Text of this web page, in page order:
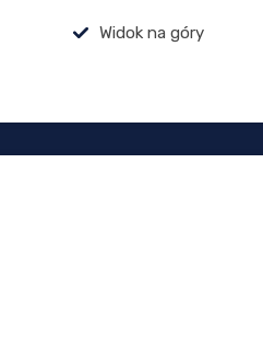
Widok na góry